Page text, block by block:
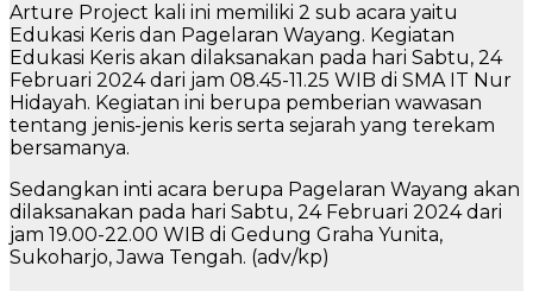
Arture Project kali ini memiliki 2 sub acara yaitu
Edukasi Keris dan Pagelaran Wayang. Kegiatan
Edukasi Keris akan dilaksanakan pada hari Sabtu, 24
Februari 2024 dari jam 08.45-11.25 WIB di SMA IT Nur
Hidayah. Kegiatan ini berupa pemberian wawasan
tentang jenis-jenis keris serta sejarah yang terekam
bersamanya.
Sedangkan inti acara berupa Pagelaran Wayang akan
dilaksanakan pada hari Sabtu, 24 Februari 2024 dari
jam 19.00-22.00 WIB di Gedung Graha Yunita,
Sukoharjo, Jawa Tengah. (adv/kp)